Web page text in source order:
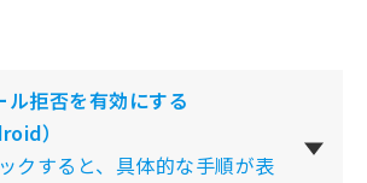
ル拒否を有効にする
）
クすると、具体的な手順が表